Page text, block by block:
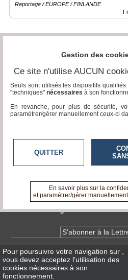
Reportage / EUROPE / FINLANDE
tvlocale.fr
Contactez-nous
A propos de tvlocale.fr
Devenir délégué
S'abonner à la
InfosCNIL/RGPD
Conditions Générales d'Utilisation
Pour poursuivre votre navigation sur
vous devez acceptez l’utilisation des
cookies nécessaires à son
fonctionnement.
Gestion des
Ce site n'utilise AUCUN
Seuls sont utilisés les dispositifs qualifiés
"techniques" nécessaires à son
En revanche, pour plus de sécurité,
paramétrer/gérer manuellement ceux-ci
QUITTER
En savoir plus sur la
et paramétrer/gérer